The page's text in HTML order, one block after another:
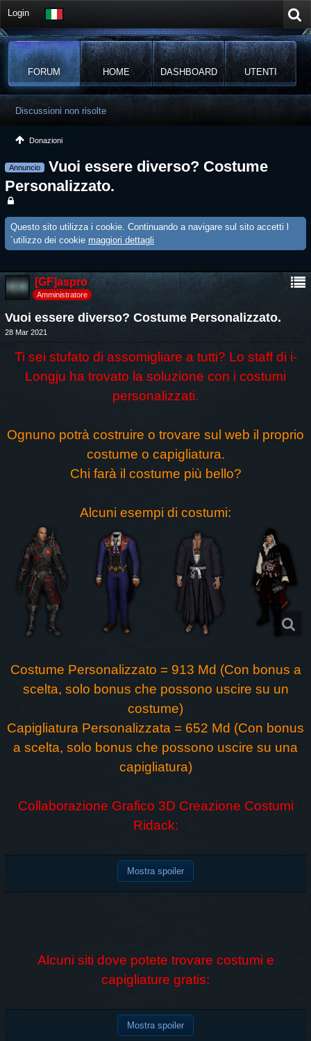
Login
FORUM HOME DASHBOARD UTENTI
Discussioni non risolte
Donazioni
Annuncio
Vuoi essere diverso? Costume
Personalizzato.
Questo sito utilizza i cookie. Continuando a navigare sul sito accetti l
´utilizzo dei cookie maggiori dettagli
[GF]aspro
Amministratore
Vuoi essere diverso? Costume Personalizzato.
28 Mar 2021
Ti sei stufato di assomigliare a tutti? Lo staff di i-
Longju ha trovato la soluzione con i costumi
personalizzati.
Ognuno potrà costruire o trovare sul web il proprio
costume o capigliatura.
Chi farà il costume più bello?
Alcuni esempi di costumi:
Costume Personalizzato = 913 Md (Con bonus a
scelta, solo bonus che possono uscire su un
costume)
Capigliatura Personalizzata = 652 Md (Con bonus
a scelta, solo bonus che possono uscire su una
capigliatura)
Collaborazione Grafico 3D Creazione Costumi
Ridack:
Mostra spoiler
Alcuni siti dove potete trovare costumi e
capigliature gratis:
Mostra spoiler